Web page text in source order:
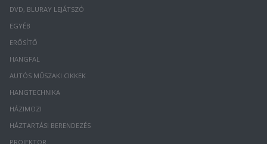
DVD, BLURAY LEJÁTSZÓ
EGYÉB
ERŐSÍTŐ
HANGFAL
AUTÓS MŰSZAKI CIKKEK
HANGTECHNIKA
HÁZIMOZI
HÁZTARTÁSI BERENDEZÉS
PROJEKTOR